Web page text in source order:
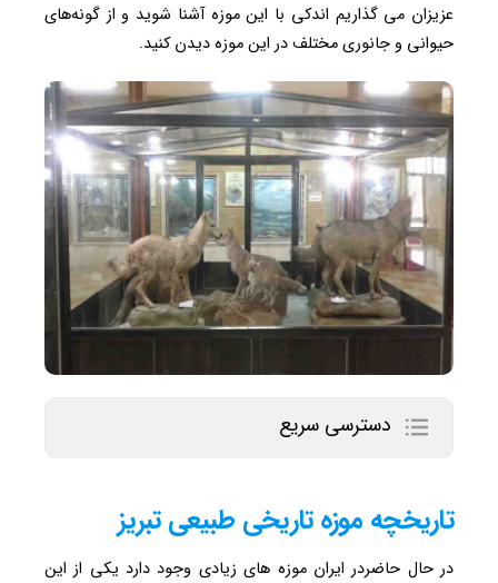
عزیزان می گذاریم اندکی با این موزه آشنا شوید و از گونه‌های
حیوانی و جانوری مختلف در این موزه دیدن کنید.
دسترسی سریع
تاریخچه موزه تاریخی طبیعی تبریز
در حال حاضردر ایران موزه های زیادی وجود دارد یکی از این